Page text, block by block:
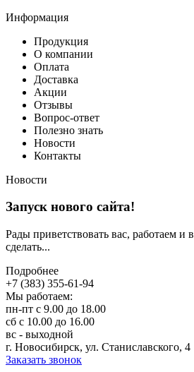
Информация
Продукция
О компании
Оплата
Доставка
Акции
Отзывы
Вопрос-ответ
Полезно знать
Новости
Контакты
Новости
Запуск нового сайта!
Рады приветствовать вас, работаем и
сделать...
Подробнее
+7 (383) 355-61-94
Мы работаем:
пн-пт с 9.00 до 18.00
сб с 10.00 до 16.00
вс - выходной
г. Новосибирск, ул. Станиславского, 4
Заказать звонок